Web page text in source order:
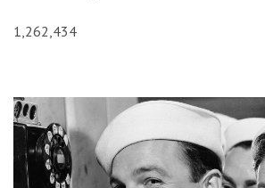
1,262,434